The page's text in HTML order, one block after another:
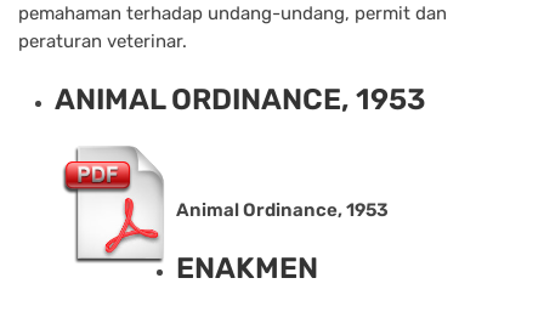
pemahaman terhadap undang-undang, permit dan
peraturan veterinar.
ANIMAL ORDINANCE, 1953
Animal Ordinance, 1953
ENAKMEN